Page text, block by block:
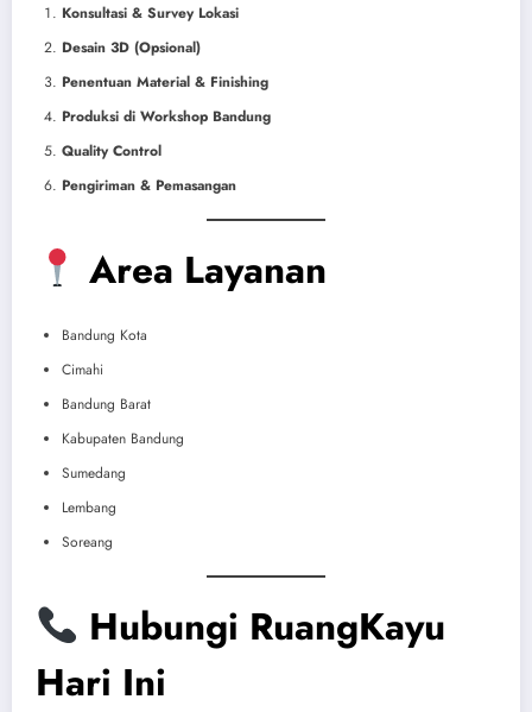
Konsultasi & Survey Lokasi
Desain 3D (Opsional)
Penentuan Material & Finishing
Produksi di Workshop Bandung
Quality Control
Pengiriman & Pemasangan
Area Layanan
Bandung Kota
Cimahi
Bandung Barat
Kabupaten Bandung
Sumedang
Lembang
Soreang
Hubungi RuangKayu
Hari Ini